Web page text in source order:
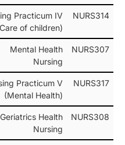
NURS314
Practicum IV
of children)
NURS307
Mental Health
Nursing
NURS317
Practicum V
(Mental Health)
NURS308
Geriatrics Health
Nursing